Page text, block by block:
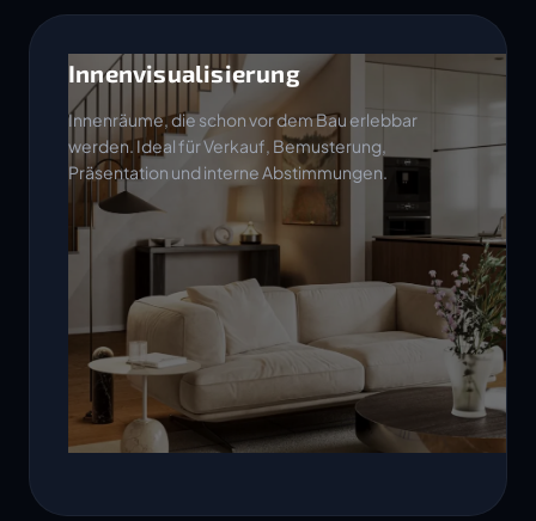
Innenvisualisierung
Innenräume, die schon vor dem Bau erlebbar
werden. Ideal für Verkauf, Bemusterung,
Präsentation und interne Abstimmungen.